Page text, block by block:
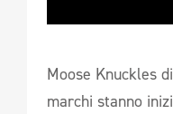
Moose Knuckles
marchi stanno